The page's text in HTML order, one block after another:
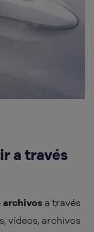
a través
archivos a través
videos, archivos